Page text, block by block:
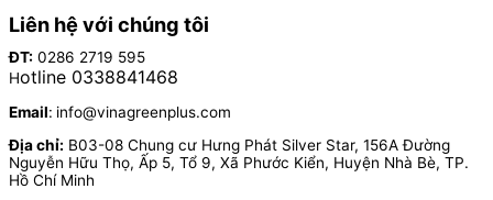
Liên hệ với chúng tôi
ĐT: 0286 2719 595
Hotline 0338841468
Email: info@vinagreenplus.com
Địa chỉ: B03-08 Chung cư Hưng Phát Silver Star, 156A Đường
Nguyễn Hữu Thọ, Ấp 5, Tổ 9, Xã Phước Kiển, Huyện Nhà Bè, TP.
Hồ Chí Minh